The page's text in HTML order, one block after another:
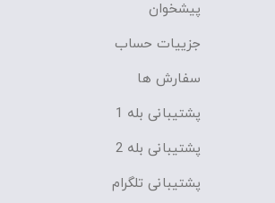
پیشخوان
جزییات حساب
سفارش ها
پشتیبانی بله 1
پشتیبانی بله 2
پشتیبانی تلگرام